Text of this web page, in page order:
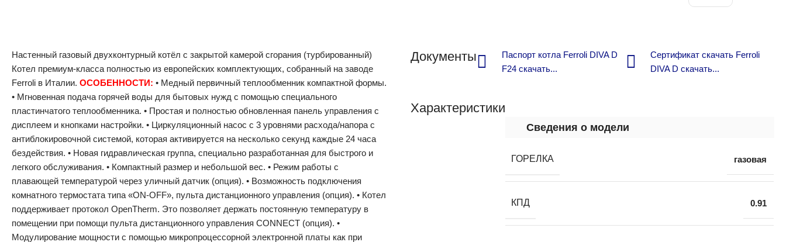
Настенный газовый двухконтурный котёл с закрытой камерой сгорания (турбированный)
Котел премиум-класса полностью из европейских комплектующих, собранный на заводе
Ferroli в Италии. ОСОБЕННОСТИ: • Медный первичный теплообменник компактной формы.
• Мгновенная подача горячей воды для бытовых нужд с помощью специального
пластинчатого теплообменника. • Простая и полностью обновленная панель управления с
дисплеем и кнопками настройки. • Циркуляционный насос с 3 уровнями расхода/напора с
антиблокировочной системой, которая активируется на несколько секунд каждые 24 часа
бездействия. • Новая гидравлическая группа, специально разработанная для быстрого и
легкого обслуживания. • Компактный размер и небольшой вес. • Режим работы с
плавающей температурой через уличный датчик (опция). • Возможность подключения
комнатного термостата типа «ON-OFF», пульта дистанционного управления (опция). • Котел
поддерживает протокол OpenTherm. Это позволяет держать постоянную температуру в
помещении при помощи пульта дистанционного управления CONNECT (опция). •
Модулирование мощности с помощью микропроцессорной электронной платы как при
Документы
Паспорт котла Ferroli DIVA D
F24 скачать...
Сертификат скачать Ferroli
DIVA D скачать...
Характеристики
Сведения о модели
ГОРЕЛКА газовая
КПД 0.91